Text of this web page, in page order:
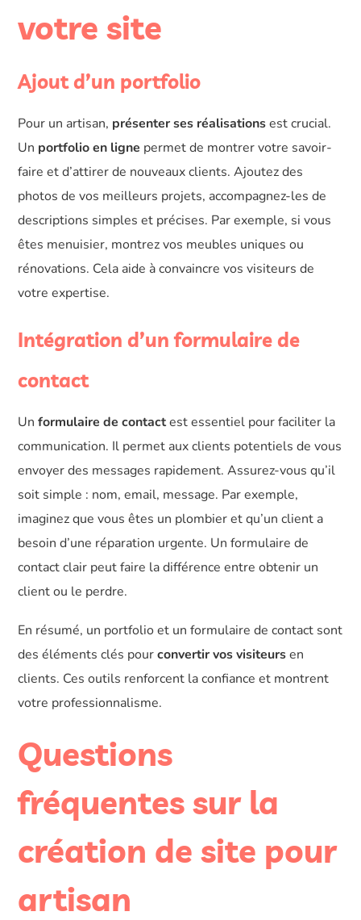
votre site
Ajout d’un portfolio
Pour un artisan, présenter ses réalisationsest crucial.
Un portfolio en ligne permet de montrer votre savoir-
faire et d’attirer de nouveaux clients. Ajoutez des
photos de vos meilleurs projets, accompagnez-les de
descriptions simples et précises. Par exemple, si vous
êtes menuisier, montrez vos meubles uniques ou
rénovations. Cela aide à convaincre vos visiteurs de
votre expertise.
Intégration d’un formulaire de
contact
Unformulaire de contactest essentiel pour faciliter la
communication. Il permet aux clients potentiels de vous
envoyer des messages rapidement. Assurez-vous qu’il
soit simple : nom, email, message. Par exemple,
imaginez que vous êtes un plombier et qu’un client a
besoin d’une réparation urgente. Un formulaire de
contact clair peut faire la différence entre obtenir un
client ou le perdre.
En résumé, un portfolio et un formulaire de contact sont
des éléments clés pourconvertir vos visiteursen
clients. Ces outils renforcent la confiance et montrent
votre professionnalisme.
Questions
fréquentes sur la
création de site pour
artisan